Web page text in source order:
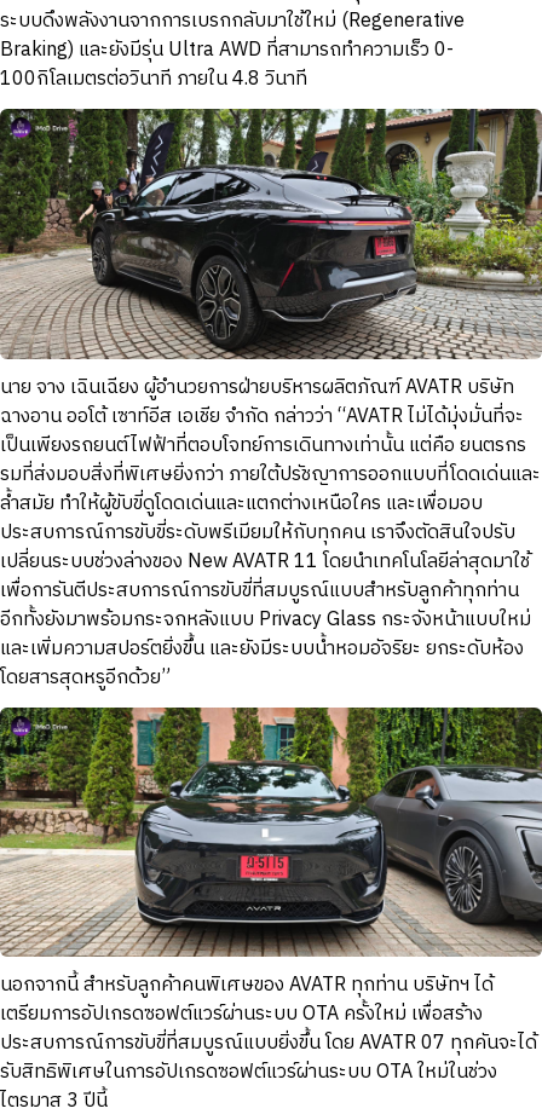
ระบบดึงพลังงานจากการเบรกกลับมาใช้ใหม่ (Regenerative
Braking) และยังมีรุ่น Ultra AWD ที่สามารถทำความเร็ว 0-
100กิโลเมตรต่อวินาที ภายใน 4.8 วินาที
นาย จาง เฉินเฉียง ผู้อำนวยการฝ่ายบริหารผลิตภัณฑ์ AVATR บริษัท
ฉางอาน ออโต้ เซาท์อีส เอเชีย จำกัด กล่าวว่า “AVATR ไม่ได้มุ่งมั่นที่จะ
เป็นเพียงรถยนต์ไฟฟ้าที่ตอบโจทย์การเดินทางเท่านั้น แต่คือ ยนตรกร
รมที่ส่งมอบสิ่งที่พิเศษยิ่งกว่า ภายใต้ปรัชญาการออกแบบที่โดดเด่นและ
ล้ำสมัย ทำให้ผู้ขับขี่ดูโดดเด่นและแตกต่างเหนือใคร และเพื่อมอบ
ประสบการณ์การขับขี่ระดับพรีเมียมให้กับทุกคน เราจึงตัดสินใจปรับ
เปลี่ยนระบบช่วงล่างของ New AVATR 11 โดยนำเทคโนโลยีล่าสุดมาใช้
เพื่อการันตีประสบการณ์การขับขี่ที่สมบูรณ์แบบสำหรับลูกค้าทุกท่าน
อีกทั้งยังมาพร้อมกระจกหลังแบบ Privacy Glass กระจังหน้าแบบใหม่
และเพิ่มความสปอร์ตยิ่งขึ้น และยังมีระบบน้ำหอมอัจริยะ ยกระดับห้อง
โดยสารสุดหรูอีกด้วย”
นอกจากนี้ สำหรับลูกค้าคนพิเศษของ AVATR ทุกท่าน บริษัทฯ ได้
เตรียมการอัปเกรดซอฟต์แวร์ผ่านระบบ OTA ครั้งใหม่ เพื่อสร้าง
ประสบการณ์การขับขี่ที่สมบูรณ์แบบยิ่งขึ้น โดย AVATR 07 ทุกคันจะได้
รับสิทธิพิเศษในการอัปเกรดซอฟต์แวร์ผ่านระบบ OTA ใหม่ในช่วง
ไตรมาส 3 ปีนี้